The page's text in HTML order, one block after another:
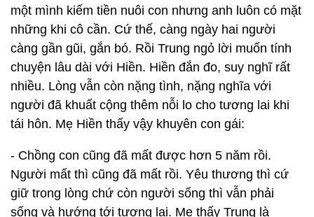
một mình kiếm tiền nuôi con nhưng anh luôn có mặt
những khi cô cần. Cứ thế, càng ngày hai người
càng gần gũi, gắn bó. Rồi Trung ngỏ lời muốn tính
chuyện lâu dài với Hiền. Hiền đắn đo, suy nghĩ rất
nhiều. Lòng vẫn còn nặng tình, nặng nghĩa với
người đã khuất cộng thêm nỗi lo cho tương lai khi
tái hôn. Mẹ Hiền thấy vậy khuyên con gái:
- Chồng con cũng đã mất được hơn 5 năm rồi.
Người mất thì cũng đã mất rồi. Yêu thương thì cứ
giữ trong lòng chứ còn người sống thì vẫn phải
sống và hướng tới tương lai. Mẹ thấy Trung là